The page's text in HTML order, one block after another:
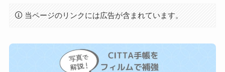
当ページのリンクには広告が含まれています。